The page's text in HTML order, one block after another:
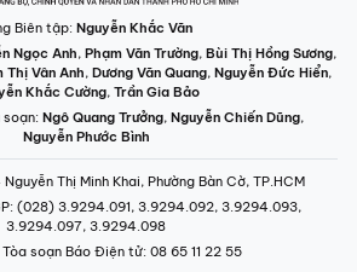
Biên tập: Nguyễn Khắc Văn
Ngọc Anh, Phạm Văn Trường, Bùi Thị Hồng Sương,
Thị Vân Anh, Dương Văn Quang, Nguyễn Đức Hiển,
Khắc Cường, Trần Gia Bảo
soạn: Ngô Quang Trưởng, Nguyễn Chiến Dũng,
Nguyễn Phước Bình
Thị Minh Khai, Phường Bàn Cờ, TP.HCM
: (028) 3.9294.091, 3.9294.092, 3.9294.093,
3.9294.097, 3.9294.098
soạn Báo Điện tử: 08 65 11 22 55